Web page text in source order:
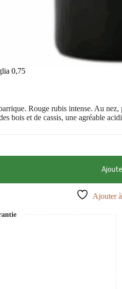
0,75
Rouge rubis intense. Au
bois et de cassis, une agréable
Ajouter